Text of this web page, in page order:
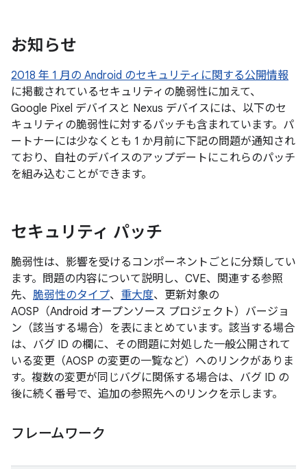
お知らせ
2018 年 1 月の Android のセキュリティに関する公開情報
に掲載されているセキュリティの脆弱性に加えて、
Google Pixel デバイスと Nexus デバイスには、以下のセ
キュリティの脆弱性に対するパッチも含まれています。パ
ートナーには少なくとも 1 か月前に下記の問題が通知され
ており、自社のデバイスのアップデートにこれらのパッチ
を組み込むことができます。
セキュリティ パッチ
脆弱性は、影響を受けるコンポーネントごとに分類してい
ます。問題の内容について説明し、CVE、関連する参照
先、 脆弱性のタイプ、 重大度、更新対象の
AOSP（Android オープンソース プロジェクト）バージョ
ン（該当する場合）を表にまとめています。該当する場合
は、バグ ID の欄に、その問題に対処した一般公開されて
いる変更（AOSP の変更の一覧など）へのリンクがありま
す。複数の変更が同じバグに関係する場合は、バグ ID の
後に続く番号で、追加の参照先へのリンクを示します。
フレームワーク